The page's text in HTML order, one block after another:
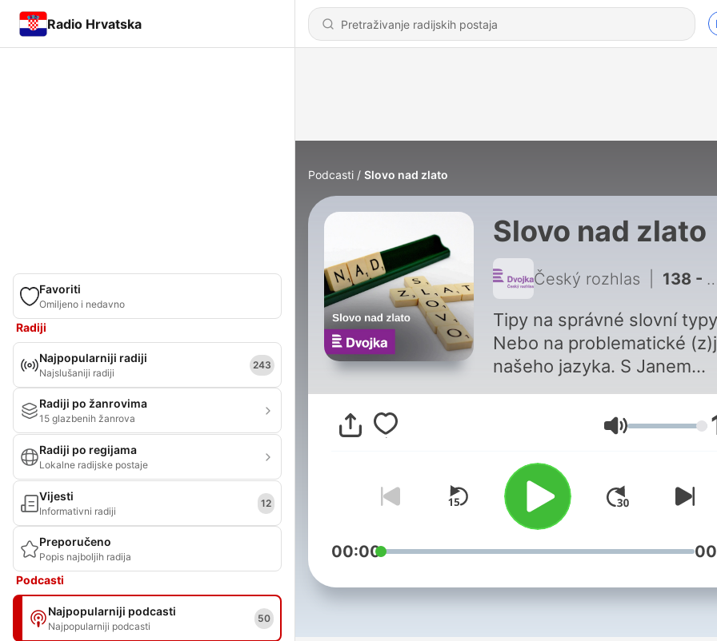
Radio Hrvatska
Favoriti
Omiljeno i nedavno
Radiji
Najpopularniji radiji
Najslušaniji radiji
243
Radiji po žanrovima
15 glazbenih žanrova
Radiji po regijama
Lokalne radijske postaje
Vijesti
Informativni radiji
12
Preporučeno
Popis najboljih radija
Podcasti
Najpopularniji podcasti
Najpopularniji podcasti
50
Podcasti Slovo nad zlato
Slovo nad zlato
Český rozhlas 138 - Luštit křížovku. Sloveso, které se vyvíjelo pár set let
Tipy na správné slovní
Nebo na problematické
našeho jazyka. S Janem
Rosákem a Lucií Jílkovou,
Michaelou Liškovou a
Martinem Šemelíkem.
Všechny díly podcastu
nad zlato můžete
poslouchat v mobilní
mujRozhlas proAndroida
Glasnoća
00:00